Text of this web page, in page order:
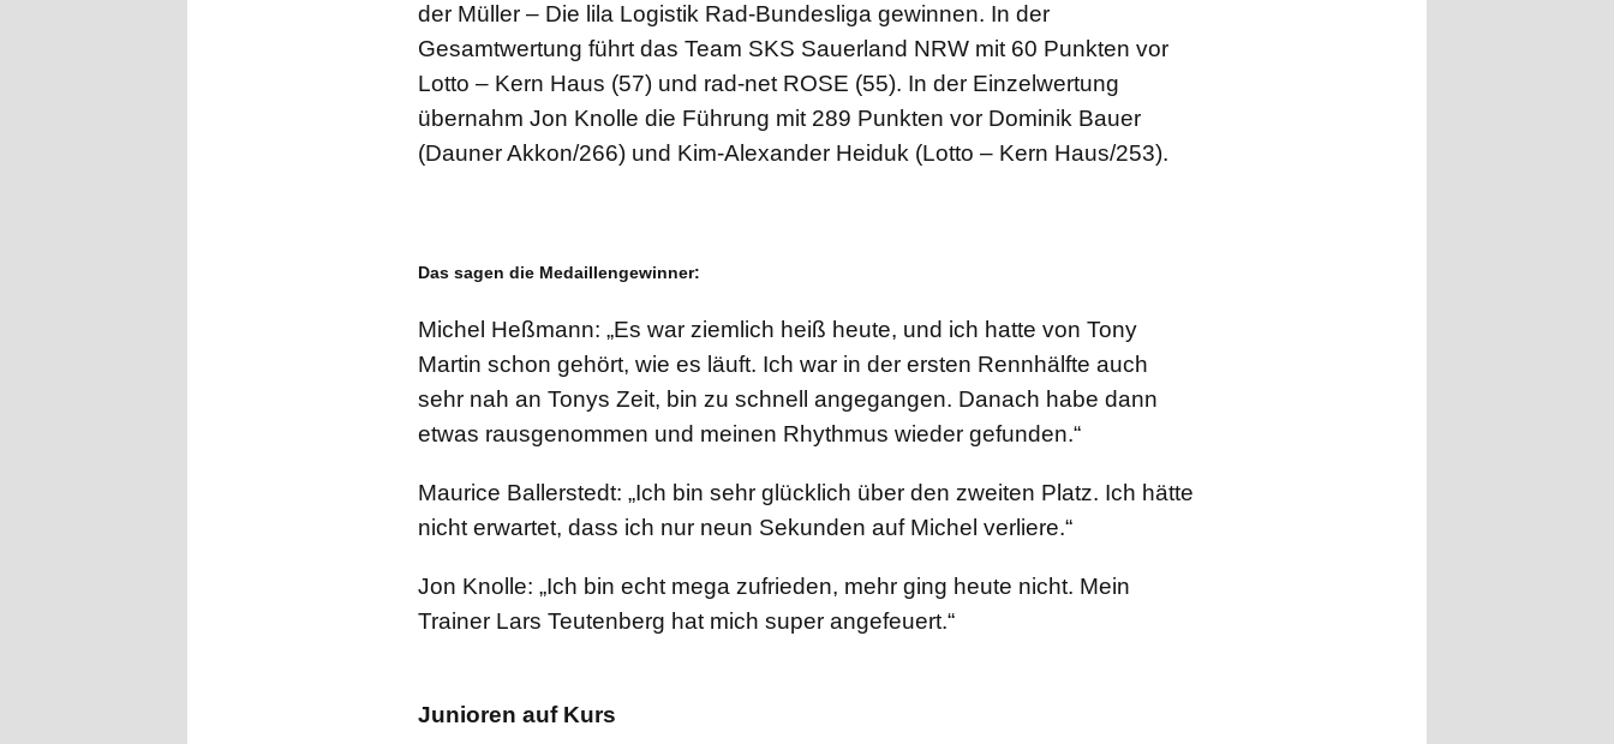
der Müller – Die lila Logistik Rad-Bundesliga gewinnen. In der
Gesamtwertung führt das Team SKS Sauerland NRW mit 60 Punkten vor
Lotto – Kern Haus (57) und rad-net ROSE (55). In der Einzelwertung
übernahm Jon Knolle die Führung mit 289 Punkten vor Dominik Bauer
(Dauner Akkon/266) und Kim-Alexander Heiduk (Lotto – Kern Haus/253).
Das sagen die Medaillengewinner:
Michel Heßmann: „Es war ziemlich heiß heute, und ich hatte von Tony
Martin schon gehört, wie es läuft. Ich war in der ersten Rennhälfte auch
sehr nah an Tonys Zeit, bin zu schnell angegangen. Danach habe dann
etwas rausgenommen und meinen Rhythmus wieder gefunden.“
Maurice Ballerstedt: „Ich bin sehr glücklich über den zweiten Platz. Ich hätte
nicht erwartet, dass ich nur neun Sekunden auf Michel verliere.“
Jon Knolle: „Ich bin echt mega zufrieden, mehr ging heute nicht. Mein
Trainer Lars Teutenberg hat mich super angefeuert.“
Junioren auf Kurs